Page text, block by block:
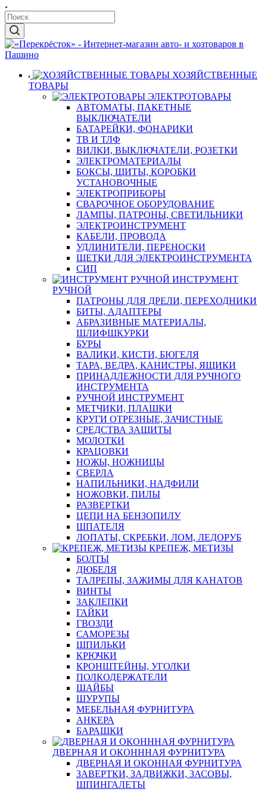
ХОЗЯЙСТВЕННЫЕ
ТОВАРЫ
ЭЛЕКТРОТОВАРЫ
АВТОМАТЫ, ПАКЕТНЫЕ
ВЫКЛЮЧАТЕЛИ
БАТАРЕЙКИ, ФОНАРИКИ
ТВ И ТЛФ
ВИЛКИ, ВЫКЛЮЧАТЕЛИ, РОЗЕТКИ
ЭЛЕКТРОМАТЕРИАЛЫ
БОКСЫ, ЩИТЫ, КОРОБКИ
УСТАНОВОЧНЫЕ
ЭЛЕКТРОПРИБОРЫ
СВАРОЧНОЕ ОБОРУДОВАНИЕ
ЛАМПЫ, ПАТРОНЫ, СВЕТИЛЬНИКИ
ЭЛЕКТРОИНСТРУМЕНТ
КАБЕЛИ, ПРОВОДА
УДЛИНИТЕЛИ, ПЕРЕНОСКИ
ЩЕТКИ ДЛЯ ЭЛЕКТРОИНСТРУМЕНТА
СИП
ИНСТРУМЕНТ
РУЧНОЙ
ПАТРОНЫ ДЛЯ ДРЕЛИ, ПЕРЕХОДНИКИ
БИТЫ, АДАПТЕРЫ
АБРАЗИВНЫЕ МАТЕРИАЛЫ,
ШЛИФШКУРКИ
БУРЫ
ВАЛИКИ, КИСТИ, БЮГЕЛЯ
ТАРА, ВЕДРА, КАНИСТРЫ, ЯЩИКИ
ПРИНАДЛЕЖНОСТИ ДЛЯ РУЧНОГО
ИНСТРУМЕНТА
РУЧНОЙ ИНСТРУМЕНТ
МЕТЧИКИ, ПЛАШКИ
КРУГИ ОТРЕЗНЫЕ, ЗАЧИСТНЫЕ
СРЕДСТВА ЗАЩИТЫ
МОЛОТКИ
КРАЦОВКИ
НОЖЫ, НОЖНИЦЫ
СВЕРЛА
НАПИЛЬНИКИ, НАДФИЛИ
НОЖОВКИ, ПИЛЫ
РАЗВЕРТКИ
ЦЕПИ НА БЕНЗОПИЛУ
ШПАТЕЛЯ
ЛОПАТЫ, СКРЕБКИ, ЛОМ, ЛЕДОРУБ
КРЕПЕЖ, МЕТИЗЫ
БОЛТЫ
ДЮБЕЛЯ
ТАЛРЕПЫ, ЗАЖИМЫ ДЛЯ КАНАТОВ
ВИНТЫ
ЗАКЛЕПКИ
ГАЙКИ
ГВОЗДИ
САМОРЕЗЫ
ШПИЛЬКИ
КРЮЧКИ
КРОНШТЕЙНЫ, УГОЛКИ
ПОЛКОДЕРЖАТЕЛИ
ШАЙБЫ
ШУРУПЫ
МЕБЕЛЬНАЯ ФУРНИТУРА
АНКЕРА
БАРАШКИ
ДВЕРНАЯ И ОКОНННАЯ ФУРНИТУРА
ДВЕРНАЯ И ОКОННАЯ ФУРНИТУРА
ЗАВЕРТКИ, ЗАДВИЖКИ, ЗАСОВЫ,
ШПИНГАЛЕТЫ